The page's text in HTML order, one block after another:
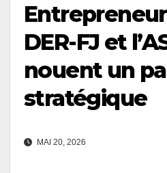
DER-FJ et
nouent un
stratégique
MAI 20, 2026